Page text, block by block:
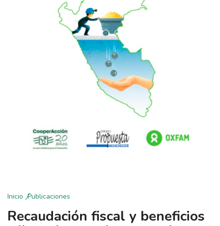
Inicio Publicaciones
Recaudación fiscal y beneficios